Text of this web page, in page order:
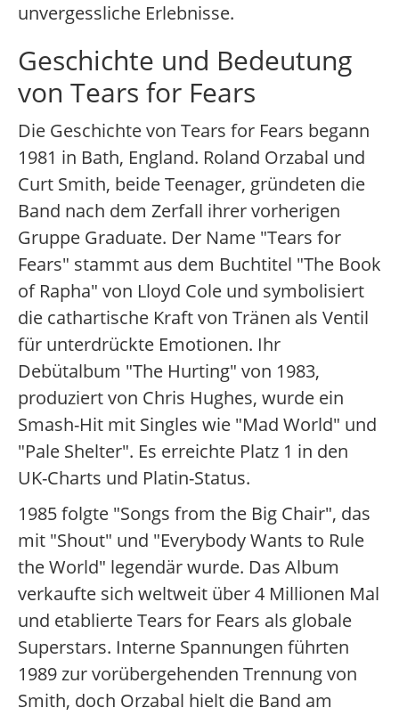
unvergessliche Erlebnisse.
Geschichte und Bedeutung
von Tears for Fears
Die Geschichte von Tears for Fears begann
1981 in Bath, England. Roland Orzabal und
Curt Smith, beide Teenager, gründeten die
Band nach dem Zerfall ihrer vorherigen
Gruppe Graduate. Der Name "Tears for
Fears" stammt aus dem Buchtitel "The Book
of Rapha" von Lloyd Cole und symbolisiert
die cathartische Kraft von Tränen als Ventil
für unterdrückte Emotionen. Ihr
Debütalbum "The Hurting" von 1983,
produziert von Chris Hughes, wurde ein
Smash-Hit mit Singles wie "Mad World" und
"Pale Shelter". Es erreichte Platz 1 in den
UK-Charts und Platin-Status.
1985 folgte "Songs from the Big Chair", das
mit "Shout" und "Everybody Wants to Rule
the World" legendär wurde. Das Album
verkaufte sich weltweit über 4 Millionen Mal
und etablierte Tears for Fears als globale
Superstars. Interne Spannungen führten
1989 zur vorübergehenden Trennung von
Smith, doch Orzabal hielt die Band am